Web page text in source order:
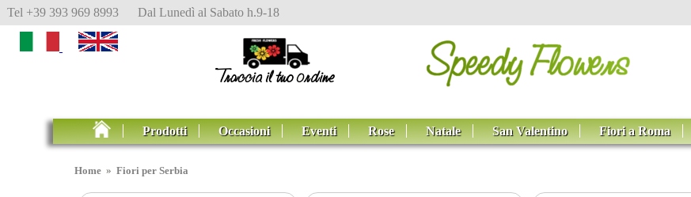
Tel +39 393 969 8993 Dal Lunedì al Sabato h.9-18
Prodotti Occasioni Eventi Rose Natale San Valentino Fiori a Roma
Home »Fiori per Serbia